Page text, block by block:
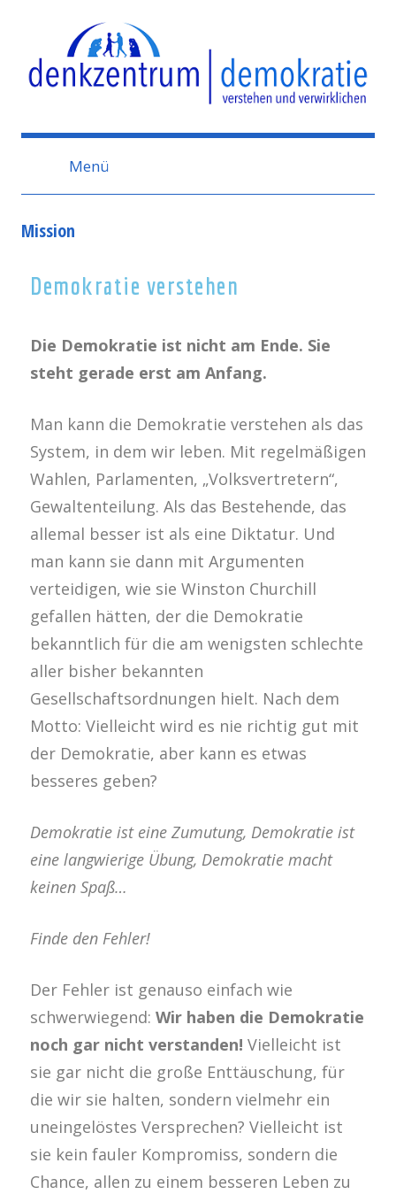
Denkzentrum
Demokratie
Menü
Mission
Demokratie verstehen
Die Demokratie ist nicht am Ende. Sie
steht gerade erst am Anfang.
Man kann die Demokratie verstehen als das
System, in dem wir leben. Mit regelmäßigen
Wahlen, Parlamenten, „Volksvertretern“,
Gewaltenteilung. Als das Bestehende, das
allemal besser ist als eine Diktatur. Und
man kann sie dann mit Argumenten
verteidigen, wie sie Winston Churchill
gefallen hätten, der die Demokratie
bekanntlich für die am wenigsten schlechte
aller bisher bekannten
Gesellschaftsordnungen hielt. Nach dem
Motto: Vielleicht wird es nie richtig gut mit
der Demokratie, aber kann es etwas
besseres geben?
Demokratie ist eine Zumutung, Demokratie ist
eine langwierige Übung, Demokratie macht
keinen Spaß…
Finde den Fehler!
Der Fehler ist genauso einfach wie
schwerwiegend: Wir haben die Demokratie
noch gar nicht verstanden! Vielleicht ist
sie gar nicht die große Enttäuschung, für
die wir sie halten, sondern vielmehr ein
uneingelöstes Versprechen? Vielleicht ist
sie kein fauler Kompromiss, sondern die
Chance, allen zu einem besseren Leben zu